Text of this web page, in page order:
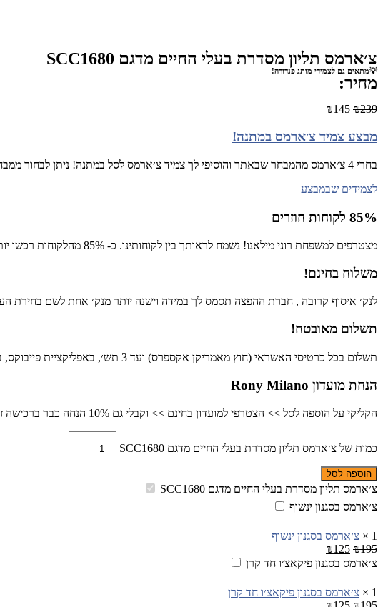
צ׳ארמס תליון מסדרת בעלי החיים מדגם SCC1680
💡מתאים גם לצמידי מותג פנדורה!
מחיר:
₪239
₪145
מבצע צמיד צ׳ארמס במתנה!
בחרי 4 צ׳ארמס מהמבחר שבאתר והוסיפי לך צמיד צ׳ארמס לסל במתנה! ניתן לבחור ממבחר הצמידים שכאן
לצמידים שבמבצע
85% לקוחות חוזרים
מצטרפים למשפחת רוני מילאנו! נשמח לראותך בין לקוחותינו. כ- 85% מהלקוחות רכשו יותר מפעם אחת באתר!
משלוח בחינם!
לנק׳ איסוף קרובה , חברת ההפצה תסמס לך במידה וישנה יותר מנק׳ אחת לשם בחירת
תשלום מאובטח!
תשלום בכל כרטיסי האשראי (חוץ מאמריקן אקספרס) ועד 3 תש׳, באפליקציית פייבוקס, ביט או בהפקדה בנקאית.
הנחת מועדון Rony Milano
הקליקי על הוספה לסל >> הצטרפי למועדון בחינם >> וקבלי גם 10% הנחה כבר ברכישה זו
כמות של צ׳ארמס תליון מסדרת בעלי החיים מדגם SCC1680
הוספה לסל
צ׳ארמס תליון מסדרת בעלי החיים מדגם SCC1680
צ׳ארמס בסגנון ינשוף
1
× צ׳ארמס בסגנון ינשוף
₪195
₪125
צ׳ארמס בסגנון פיקאצ׳ו חד קרן
1
× צ׳ארמס בסגנון פיקאצ׳ו חד קרן